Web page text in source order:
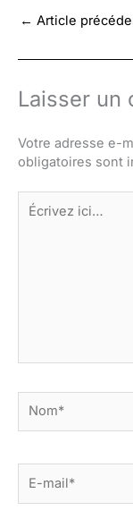
← Article
Laisser un
Votre adresse e-
obligatoires sont
Écrivez
ici…
mail*